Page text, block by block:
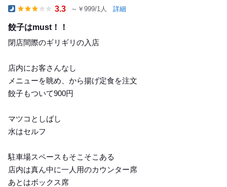
3.3 ～￥999/1人 詳細
餃子はmust！！
閉店間際のギリギリの入店
店内にお客さんなし
メニューを眺め、から揚げ定食を注文
餃子もついて900円
マツコとしばし
水はセルフ
駐車場スペースもそこそこある
店内は真ん中に一人用のカウンター席
あとはボックス席